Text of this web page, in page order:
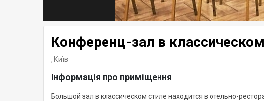
Конференц-зал в
, Київ
Інформація про приміщення
Большой зал в классическом стиле находится в отельно-